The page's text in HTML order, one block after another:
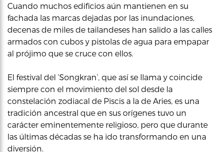
Cuando muchos edificios aún mantienen en su
fachada las marcas dejadas por las inundaciones,
decenas de miles de tailandeses han salido a las calles
armados con cubos y pistolas de agua para empapar
al prójimo que se cruce con ellos.
El festival del ‘Songkran’, que así se llama y coincide
siempre con el movimiento del sol desde la
constelación zodiacal de Piscis a la de Aries, es una
tradición ancestral que en sus orígenes tuvo un
carácter eminentemente religioso, pero que durante
las últimas décadas se ha ido transformando en una
diversión.